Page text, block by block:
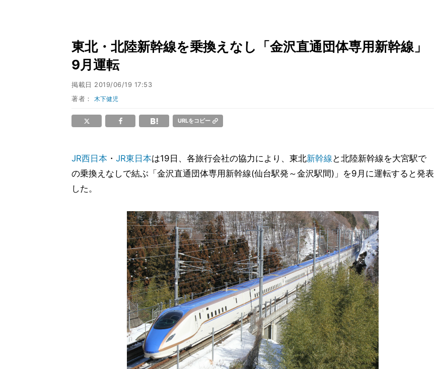
東北・北陸新幹線を乗換えなし「金沢直通団体専用新幹線」
9月運転
掲載日 2019/06/19 17:53
著者： 木下健児
URLをコピー
JR西日本 ・ JR東日本は19日、各旅行会社の協力により、東北新幹線 と北陸新幹線を大宮駅で
の乗換えなしで結ぶ「金沢直通団体専用新幹線(仙台駅発～金沢駅間)」を9月に運転すると発表
した。